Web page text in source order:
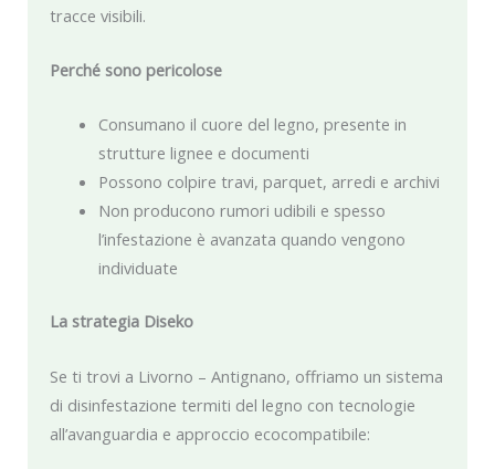
tracce visibili.
Perché sono pericolose
Consumano il cuore del legno, presente in
strutture lignee e documenti
Possono colpire travi, parquet, arredi e archivi
Non producono rumori udibili e spesso
l’infestazione è avanzata quando vengono
individuate
La strategia Diseko
Se ti trovi a Livorno – Antignano, offriamo un sistema
di disinfestazione termiti del legno con tecnologie
all’avanguardia e approccio ecocompatibile: